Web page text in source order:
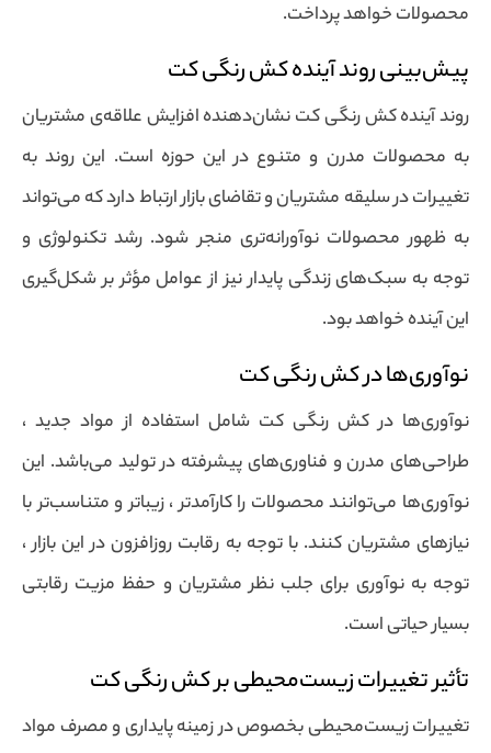
محصولات خواهد پرداخت.
پیش‌بینی روند آینده کش رنگی کت
روند آینده کش رنگی کت نشان‌دهنده‌ افزایش علاقه‌ی مشتریان
به محصولات مدرن و متنوع در این حوزه است. این روند به
تغییرات در سلیقه مشتریان و تقاضای بازار ارتباط دارد که می‌تواند
به ظهور محصولات نوآورانه‌تری منجر شود. رشد تکنولوژی و
توجه به سبک‌های زندگی پایدار نیز از عوامل مؤثر بر شکل‌گیری
این آینده خواهد بود.
نوآوری‌ها در کش رنگی کت
نوآوری‌ها در کش رنگی کت شامل استفاده از مواد جدید ،
طراحی‌های مدرن و فناوری‌های پیشرفته در تولید می‌باشد. این
نوآوری‌ها می‌توانند محصولات را کارآمدتر ، زیباتر و متناسب‌تر با
نیازهای مشتریان کنند. با توجه به رقابت روزافزون در این بازار ،
توجه به نوآوری برای جلب نظر مشتریان و حفظ مزیت رقابتی
بسیار حیاتی است.
تأثیر تغییرات زیست‌محیطی بر کش رنگی کت
تغییرات زیست‌محیطی بخصوص در زمینه پایداری و مصرف مواد